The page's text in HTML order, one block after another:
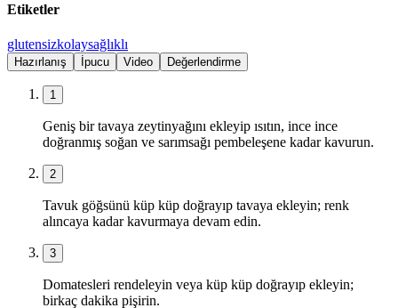
Etiketler
glutensizkolaysağlıklı
Hazırlanış İpucu Video Değerlendirme
1
Geniş bir tavaya zeytinyağını ekleyip ısıtın, ince ince
doğranmış soğan ve sarımsağı pembeleşene kadar kavurun.
2
Tavuk göğsünü küp küp doğrayıp tavaya ekleyin; renk
alıncaya kadar kavurmaya devam edin.
3
Domatesleri rendeleyin veya küp küp doğrayıp ekleyin;
birkaç dakika pişirin.